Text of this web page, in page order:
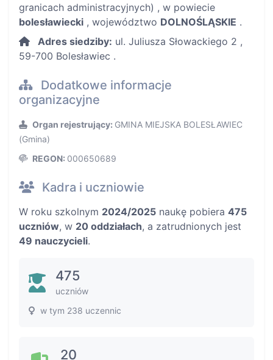
granicach administracyjnych) , w powiecie
bolesławiecki , województwo DOLNOŚLĄSKIE .
Adres siedziby: ul. Juliusza Słowackiego 2 ,
59-700 Bolesławiec .
Dodatkowe informacje
organizacyjne
Organ rejestrujący: GMINA MIEJSKA BOLESŁAWIEC
(Gmina)
REGON: 000650689
Kadra i uczniowie
W roku szkolnym 2024/2025 naukę pobiera 475
uczniów, w 20 oddziałach, a zatrudnionych jest
49 nauczycieli.
475
uczniów
w tym 238 uczennic
20